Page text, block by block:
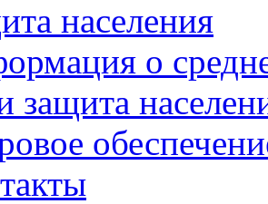
населения
о
защита